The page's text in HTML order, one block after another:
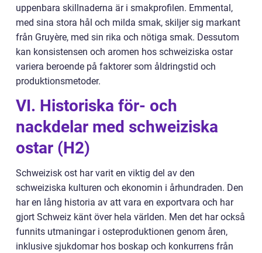
uppenbara skillnaderna är i smakprofilen. Emmental,
med sina stora hål och milda smak, skiljer sig markant
från Gruyère, med sin rika och nötiga smak. Dessutom
kan konsistensen och aromen hos schweiziska ostar
variera beroende på faktorer som åldringstid och
produktionsmetoder.
VI. Historiska för- och
nackdelar med schweiziska
ostar (H2)
Schweizisk ost har varit en viktig del av den
schweiziska kulturen och ekonomin i århundraden. Den
har en lång historia av att vara en exportvara och har
gjort Schweiz känt över hela världen. Men det har också
funnits utmaningar i osteproduktionen genom åren,
inklusive sjukdomar hos boskap och konkurrens från